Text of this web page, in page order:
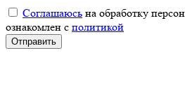
Соглашаюсь на обработку
ознакомлен с политикой